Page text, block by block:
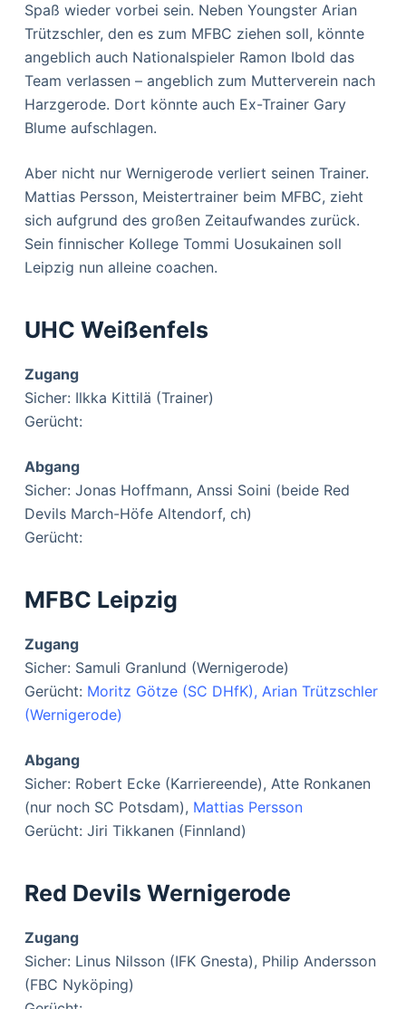
Spaß wieder vorbei sein. Neben Youngster Arian
Trützschler, den es zum MFBC ziehen soll, könnte
angeblich auch Nationalspieler Ramon Ibold das
Team verlassen – angeblich zum Mutterverein nach
Harzgerode. Dort könnte auch Ex-Trainer Gary
Blume aufschlagen.
Aber nicht nur Wernigerode verliert seinen Trainer.
Mattias Persson, Meistertrainer beim MFBC, zieht
sich aufgrund des großen Zeitaufwandes zurück.
Sein finnischer Kollege Tommi Uosukainen soll
Leipzig nun alleine coachen.
UHC Weißenfels
Zugang
Sicher: Ilkka Kittilä (Trainer)
Gerücht:
Abgang
Sicher: Jonas Hoffmann, Anssi Soini (beide Red
Devils March-Höfe Altendorf, ch)
Gerücht:
MFBC Leipzig
Zugang
Sicher: Samuli Granlund (Wernigerode)
Gerücht: Moritz Götze (SC DHfK), Arian Trützschler
(Wernigerode)
Abgang
Sicher: Robert Ecke (Karriereende), Atte Ronkanen
(nur noch SC Potsdam), Mattias Persson
Gerücht: Jiri Tikkanen (Finnland)
Red Devils Wernigerode
Zugang
Sicher: Linus Nilsson (IFK Gnesta), Philip Andersson
(FBC Nyköping)